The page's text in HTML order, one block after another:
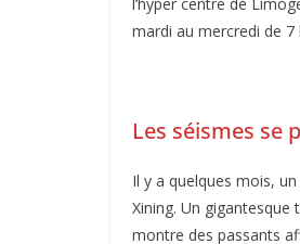
l’hyper centre de
mardi au mercredi de
Les séismes se
Il y a quelques mois,
Xining. Un
montre des passants